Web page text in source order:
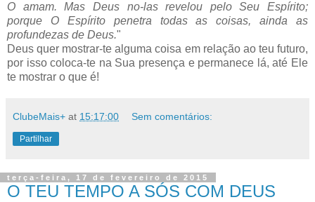
O amam. Mas Deus no-las revelou pelo Seu Espírito;
porque O Espírito penetra todas as coisas, ainda as
profundezas de Deus."
Deus quer mostrar-te alguma coisa em relação ao teu futuro,
por isso coloca-te na Sua presença e permanece lá, até Ele
te mostrar o que é!
ClubeMais+ at 15:17:00 Sem comentários:
Partilhar
terça-feira, 17 de fevereiro de 2015
O TEU TEMPO A SÓS COM DEUS